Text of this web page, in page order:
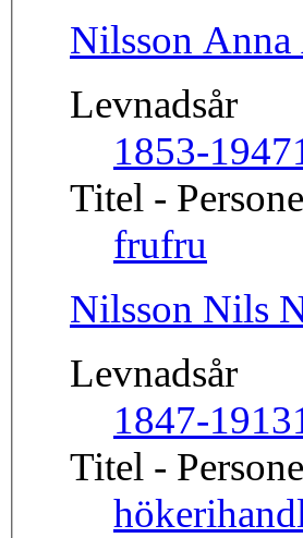
Nilsson
Levnadsår
1853-1947
Titel -
frufru
Nilsson Nils
Levnadsår
1847-1913
Titel -